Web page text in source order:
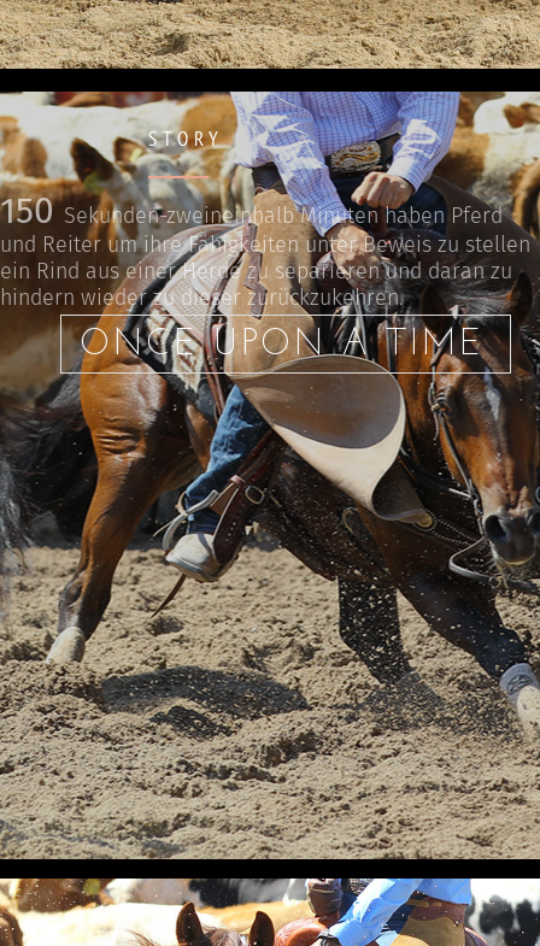
150Sekunden-zweineinhalb Minuten haben Pferd
und Reiter um ihre Fähigkeiten unter Beweis zu stellen
ein Rind aus einer Herde zu separieren und daran zu
hindern wieder zu dieser zurückzukehren.
STORY
ONCE UPON A TIME